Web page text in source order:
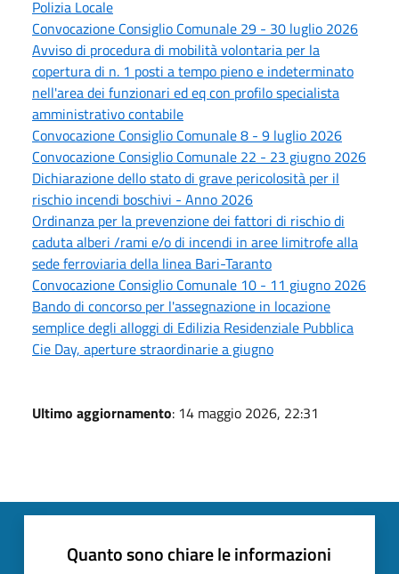
Polizia Locale
Convocazione Consiglio Comunale 29 - 30 luglio 2026
Avviso di procedura di mobilità volontaria per la
copertura di n. 1 posti a tempo pieno e indeterminato
nell'area dei funzionari ed eq con profilo specialista
amministrativo contabile
Convocazione Consiglio Comunale 8 - 9 luglio 2026
Convocazione Consiglio Comunale 22 - 23 giugno 2026
Dichiarazione dello stato di grave pericolosità per il
rischio incendi boschivi - Anno 2026
Ordinanza per la prevenzione dei fattori di rischio di
caduta alberi /rami e/o di incendi in aree limitrofe alla
sede ferroviaria della linea Bari-Taranto
Convocazione Consiglio Comunale 10 - 11 giugno 2026
Bando di concorso per l'assegnazione in locazione
semplice degli alloggi di Edilizia Residenziale Pubblica
Cie Day, aperture straordinarie a giugno
Ultimo aggiornamento: 14 maggio 2026, 22:31
Quanto sono chiare le informazioni